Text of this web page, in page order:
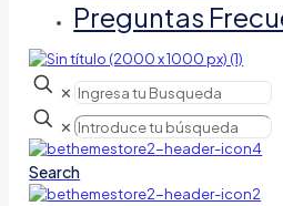
Preguntas
✕
✕
Search